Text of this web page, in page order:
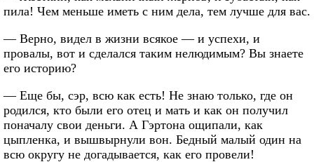
пила! Чем меньше иметь с ним дела, тем лучше для вас.
— Верно, видел в жизни всякое — и успехи, и
провалы, вот и сделался таким нелюдимым? Вы знаете
его историю?
— Еще бы, сэр, всю как есть! Не знаю только, где он
родился, кто были его отец и мать и как он получил
поначалу свои деньги. А Гэртона ощипали, как
цыпленка, и вышвырнули вон. Бедный малый один на
всю округу не догадывается, как его провели!